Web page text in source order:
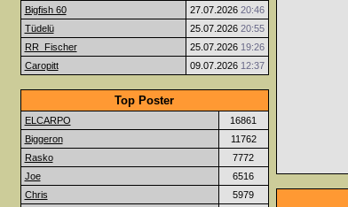
Bigfish 60
27.07.2026 20:46
Tüdelü
25.07.2026 20:55
RR_Fischer
25.07.2026 19:26
Caropitt
09.07.2026 12:37
Top Poster
ELCARPO
16861
Biggeron
11762
Rasko
7772
Joe
6516
Chris
5979